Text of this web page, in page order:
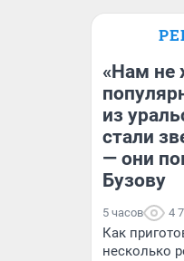
«Нам не
из
стали
— они
Бузову
5 часов 4
Как
несколько